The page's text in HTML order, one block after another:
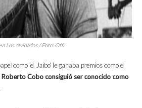
Los olvidados / Foto: Offi
como ‘el Jaibo’ le ganaba premios como el
Roberto Cobo consiguió ser conocido como